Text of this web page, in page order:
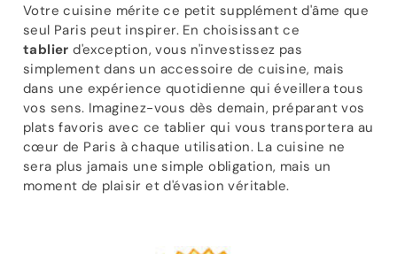
Votre cuisine mérite ce petit supplément d'âme que
seul Paris peut inspirer. En choisissant ce
tablier d'exception, vous n'investissez pas
simplement dans un accessoire de cuisine, mais
dans une expérience quotidienne qui éveillera tous
vos sens. Imaginez-vous dès demain, préparant vos
plats favoris avec ce tablier qui vous transportera au
cœur de Paris à chaque utilisation. La cuisine ne
sera plus jamais une simple obligation, mais un
moment de plaisir et d'évasion véritable.